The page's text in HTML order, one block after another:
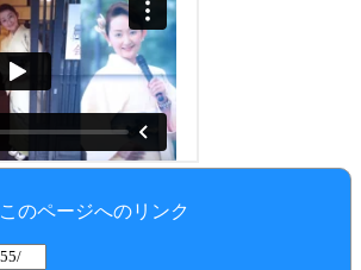
このページへのリンク